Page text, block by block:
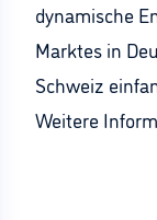
dynamische
Marktes in
Schweiz
Weitere